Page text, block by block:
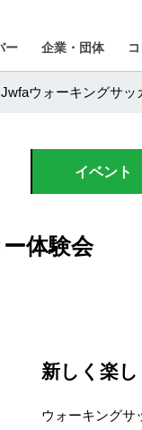
ー 企業・団体
Jwfaウォーキングサッ
イベント
体験会
新しく楽
ウォーキングサ